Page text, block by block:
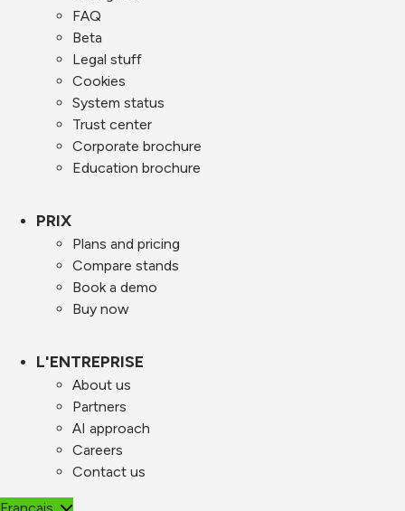
FAQ
Beta
Legal stuff
Cookies
System status
Trust center
Corporate brochure
Education brochure
PRIX
Plans and pricing
Compare stands
Book a demo
Buy now
L'ENTREPRISE
About us
Partners
AI approach
Careers
Contact us